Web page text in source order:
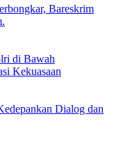
Bareskrim
di Bawah
Kekuasaan
Dialog dan